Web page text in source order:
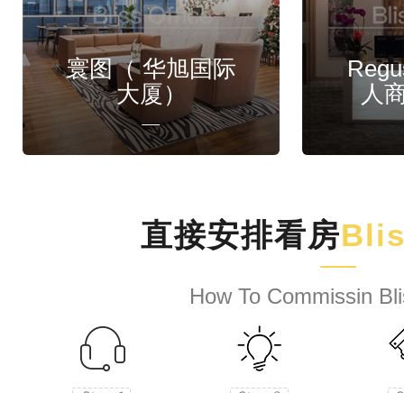
寰图（ 华旭国际
大厦）
人
直接安排看房
How To Commissin